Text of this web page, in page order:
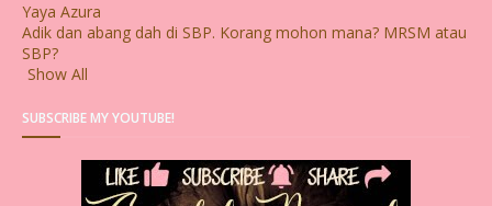
Yaya Azura
Adik dan abang dah di SBP. Korang mohon mana? MRSM atau
SBP?
Show All
SUBSCRIBE MY YOUTUBE!